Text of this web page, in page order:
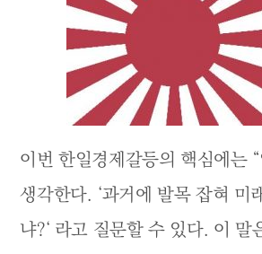
이번 한일경제갈등의 핵심에는
생각한다. ‘과거에 발목 잡혀 미
냐?‘ 라고 질문할 수 있다. 이 말